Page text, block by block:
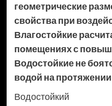
геометрические
свойства при
Влагостойкие
помещениях с
Водостойкие не
водой на
Водостойкий